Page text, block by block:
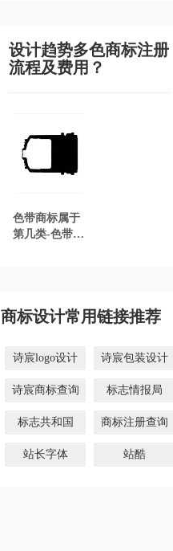
设计趋势多色商标注册
流程及费用？
色带商标属于
第几类-色带商
商标设计常用链接推荐
诗宸logo设计 诗宸包装设计
诗宸商标查询 标志情报局
标志共和国 商标注册查询
站长字体 站酷